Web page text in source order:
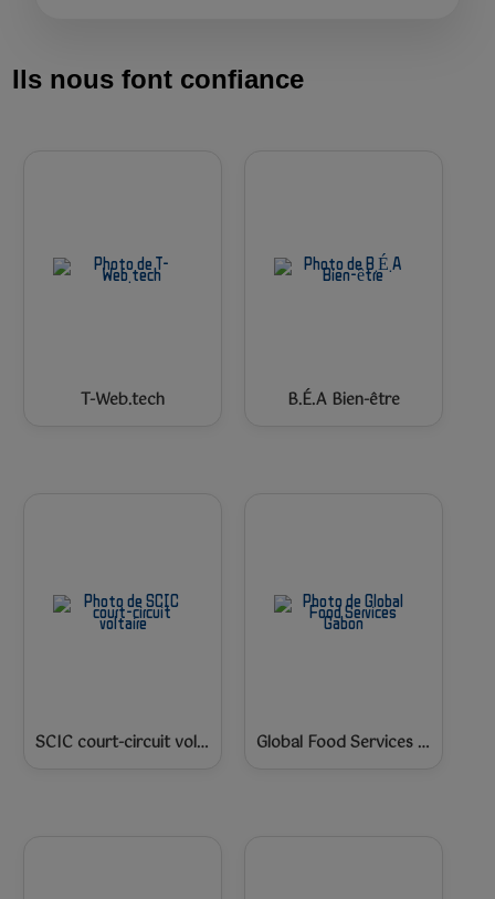
Ils nous font confiance
T-Web.tech B.É.A Bien-être
SCIC court-circuit voltaire Global Food Services Gabon